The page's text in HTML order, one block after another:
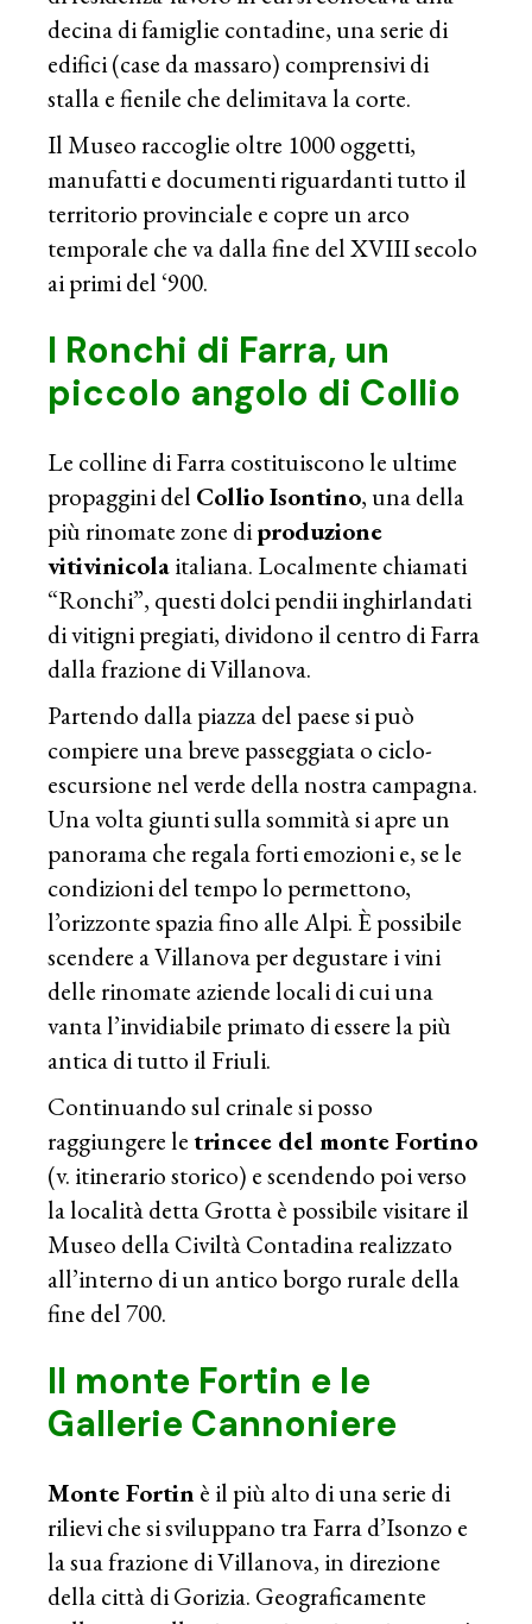
decina di famiglie contadine, una serie di
edifici (case da massaro) comprensivi di
stalla e fienile che delimitava la corte.
Il Museo raccoglie oltre 1000 oggetti,
manufatti e documenti riguardanti tutto il
territorio provinciale e copre un arco
temporale che va dalla fine del XVIII secolo
ai primi del ‘900.
I Ronchi di Farra, un
piccolo angolo di Collio
Le colline di Farra costituiscono le ultime
propaggini del Collio Isontino, una della
più rinomate zone diproduzione
vitivinicolaitaliana. Localmente chiamati
“Ronchi”, questi dolci pendii inghirlandati
di vitigni pregiati, dividono il centro di Farra
dalla frazione di Villanova.
Partendo dalla piazza del paese si può
compiere una breve passeggiata o ciclo-
escursione nel verde della nostra campagna.
Una volta giunti sulla sommità si apre un
panorama che regala forti emozioni e, se le
condizioni del tempo lo permettono,
l’orizzonte spazia fino alle Alpi. È possibile
scendere a Villanova per degustare i vini
delle rinomate aziende locali di cui una
vanta l’invidiabile primato di essere la più
antica di tutto il Friuli.
Continuando sul crinale si posso
raggiungere letrincee del monte Fortino
(v. itinerario storico) e scendendo poi verso
la località detta Grotta è possibile visitare il
Museo della Civiltà Contadina realizzato
all’interno di un antico borgo rurale della
fine del 700.
Il monte Fortin e le
Gallerie Cannoniere
Monte Fortin è il più alto di una serie di
rilievi che si sviluppano tra Farra d’Isonzo e
la sua frazione di Villanova, in direzione
della città di Gorizia. Geograficamente